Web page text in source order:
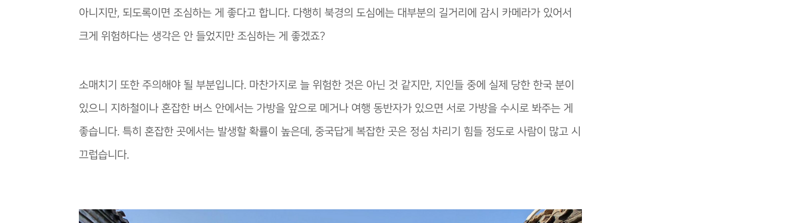
아니지만, 되도록이면 조심하는 게 좋다고 합니다. 다행히 북경의 도심에는 대부분의 길거리에 감시 카메라가 있어서
크게 위험하다는 생각은 안 들었지만 조심하는 게 좋겠죠?
소매치기 또한 주의해야 될 부분입니다. 마찬가지로 늘 위험한 것은 아닌 것 같지만, 지인들 중에 실제 당한 한국 분이
있으니 지하철이나 혼잡한 버스 안에서는 가방을 앞으로 메거나 여행 동반자가 있으면 서로 가방을 수시로 봐주는 게
좋습니다. 특히 혼잡한 곳에서는 발생할 확률이 높은데, 중국답게 복잡한 곳은 정심 차리기 힘들 정도로 사람이 많고 시
끄럽습니다.